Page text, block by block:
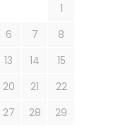
1
6 7
8
13 14
15
20 21
22
27 28
29